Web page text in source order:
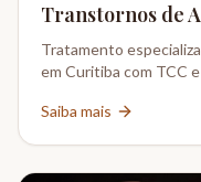
Transtornos de
Tratamento
em Curitiba com TCC
Saiba mais